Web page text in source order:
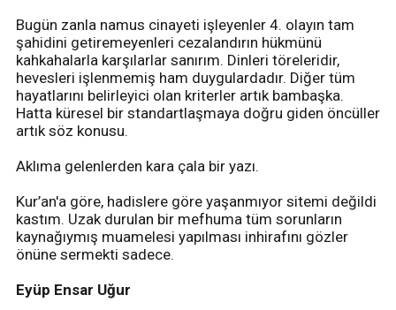
Bugün zanla namus cinayeti işleyenler 4. olayın tam
şahidini getiremeyenleri cezalandırın hükmünü
kahkahalarla karşılarlar sanırım. Dinleri töreleridir,
hevesleri işlenmemiş ham duygulardadır. Diğer tüm
hayatlarını belirleyici olan kriterler artık bambaşka.
Hatta küresel bir standartlaşmaya doğru giden öncüller
artık söz konusu.
Aklıma gelenlerden kara çala bir yazı.
Kur’an'a göre, hadislere göre yaşanmıyor sitemi değildi
kastım. Uzak durulan bir mefhuma tüm sorunların
kaynağıymış muamelesi yapılması inhirafını gözler
önüne sermekti sadece.
Eyüp Ensar Uğur